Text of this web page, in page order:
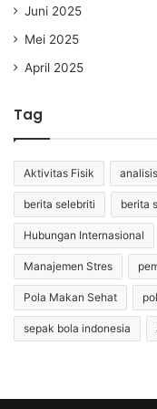
Juni 2025
Mei 2025
April 2025
Tag
Aktivitas Fisik
berita selebriti berita
Hubungan Internasional
Manajemen Stres
Pola Makan Sehat
sepak bola indonesia